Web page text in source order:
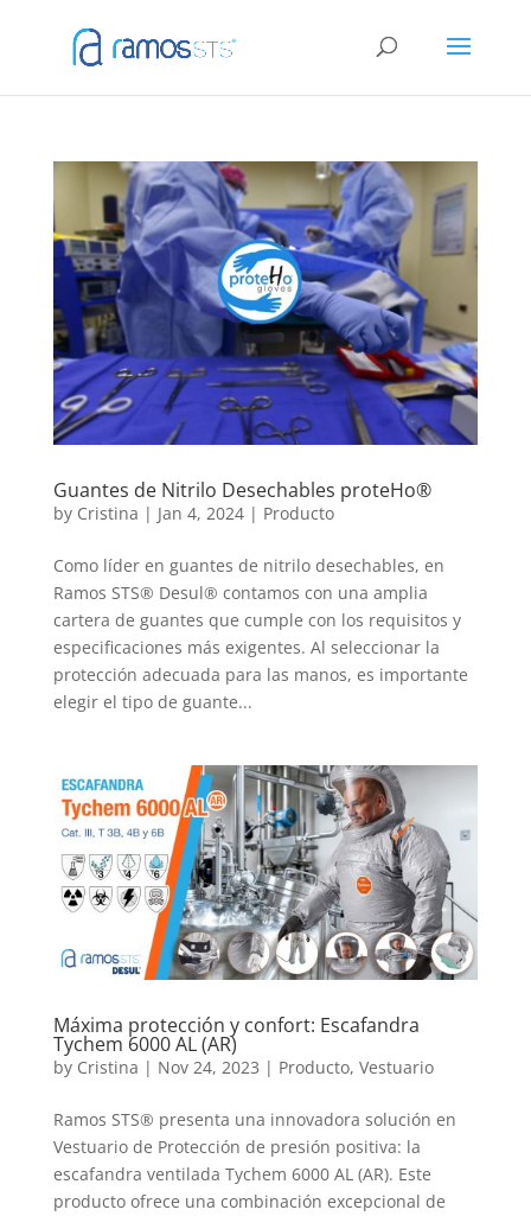
Guantes de Nitrilo Desechables proteHo®
by Cristina | Jan 4, 2024| Producto
Como líder en guantes de nitrilo desechables, en
Ramos STS® Desul® contamos con una amplia
cartera de guantes que cumple con los requisitos y
especificaciones más exigentes. Al seleccionar la
protección adecuada para las manos, es importante
elegir el tipo de guante...
Máxima protección y confort: Escafandra
Tychem 6000 AL (AR)
by Cristina | Nov 24, 2023 | Producto, Vestuario
Ramos STS® presenta una innovadora solución en
Vestuario de Protección de presión positiva: la
escafandra ventilada Tychem 6000 AL (AR). Este
producto ofrece una combinación excepcional de